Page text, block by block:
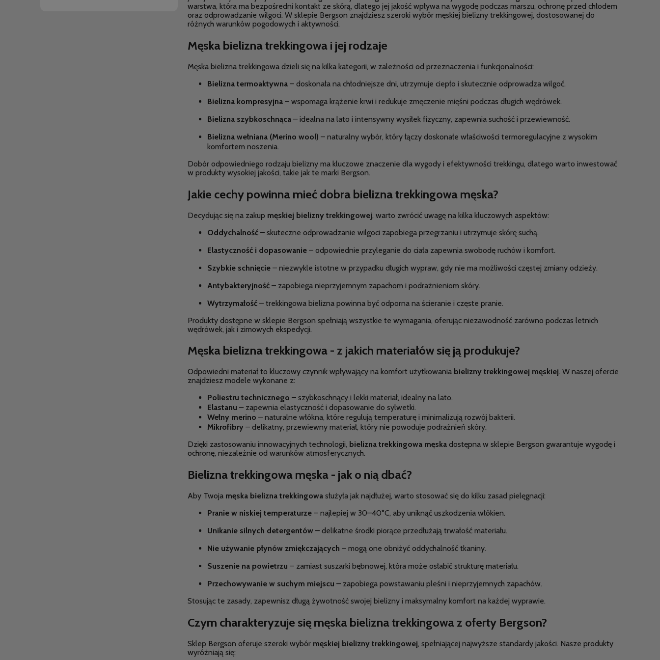
warstwa, która ma bezpośredni kontakt ze skórą, dlatego jej jakość wpływa na wygodę podczas marszu, ochronę przed chłodem
oraz odprowadzanie wilgoci. W sklepie Bergson znajdziesz szeroki wybór męskiej bielizny trekkingowej, dostosowanej do
różnych warunków pogodowych i aktywności.
Męska bielizna trekkingowa i jej rodzaje
Męska bielizna trekkingowa dzieli się na kilka kategorii, w zależności od przeznaczenia i funkcjonalności:
Bielizna termoaktywna – doskonała na chłodniejsze dni, utrzymuje ciepło i skutecznie odprowadza wilgoć.
Bielizna kompresyjna – wspomaga krążenie krwi i redukuje zmęczenie mięśni podczas długich wędrówek.
Bielizna szybkoschnąca – idealna na lato i intensywny wysiłek fizyczny, zapewnia suchość i przewiewność.
Bielizna wełniana (Merino wool) – naturalny wybór, który łączy doskonałe właściwości termoregulacyjne z wysokim
komfortem noszenia.
Dobór odpowiedniego rodzaju bielizny ma kluczowe znaczenie dla wygody i efektywności trekkingu, dlatego warto inwestować
w produkty wysokiej jakości, takie jak te marki Bergson.
Jakie cechy powinna mieć dobra bielizna trekkingowa męska?
Decydując się na zakup męskiej bielizny trekkingowej, warto zwrócić uwagę na kilka kluczowych aspektów:
Oddychalność – skuteczne odprowadzanie wilgoci zapobiega przegrzaniu i utrzymuje skórę suchą.
Elastyczność i dopasowanie – odpowiednie przyleganie do ciała zapewnia swobodę ruchów i komfort.
Szybkie schnięcie – niezwykle istotne w przypadku długich wypraw, gdy nie ma możliwości częstej zmiany odzieży.
Antybakteryjność – zapobiega nieprzyjemnym zapachom i podrażnieniom skóry.
Wytrzymałość – trekkingowa bielizna powinna być odporna na ścieranie i częste pranie.
Produkty dostępne w sklepie Bergson spełniają wszystkie te wymagania, oferując niezawodność zarówno podczas letnich
wędrówek, jak i zimowych ekspedycji.
Męska bielizna trekkingowa - z jakich materiałów się ją produkuje?
Odpowiedni materiał to kluczowy czynnik wpływający na komfort użytkowania bielizny trekkingowej męskiej. W naszej ofercie
znajdziesz modele wykonane z:
Poliestru technicznego – szybkoschnący i lekki materiał, idealny na lato.
Elastanu – zapewnia elastyczność i dopasowanie do sylwetki.
Wełny merino – naturalne włókna, które regulują temperaturę i minimalizują rozwój bakterii.
Mikrofibry – delikatny, przewiewny materiał, który nie powoduje podrażnień skóry.
Dzięki zastosowaniu innowacyjnych technologii, bielizna trekkingowa męska dostępna w sklepie Bergson gwarantuje wygodę i
ochronę, niezależnie od warunków atmosferycznych.
Bielizna trekkingowa męska - jak o nią dbać?
Aby Twoja męska bielizna trekkingowa służyła jak najdłużej, warto stosować się do kilku zasad pielęgnacji:
Pranie w niskiej temperaturze – najlepiej w 30–40°C, aby uniknąć uszkodzenia włókien.
Unikanie silnych detergentów – delikatne środki piorące przedłużają trwałość materiału.
Nie używanie płynów zmiękczających – mogą one obniżyć oddychalność tkaniny.
Suszenie na powietrzu – zamiast suszarki bębnowej, która może osłabić strukturę materiału.
Przechowywanie w suchym miejscu – zapobiega powstawaniu pleśni i nieprzyjemnych zapachów.
Stosując te zasady, zapewnisz długą żywotność swojej bielizny i maksymalny komfort na każdej wyprawie.
Czym charakteryzuje się męska bielizna trekkingowa z oferty Bergson?
Sklep Bergson oferuje szeroki wybór męskiej bielizny trekkingowej, spełniającej najwyższe standardy jakości. Nasze produkty
wyróżniają się: